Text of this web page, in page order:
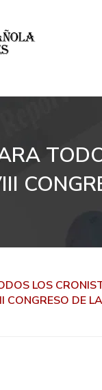
LOS
CONGRESO DE